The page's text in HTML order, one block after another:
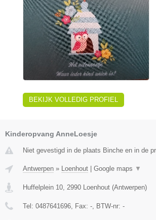
BEKIJK VOLLEDIG PROFIEL
Kinderopvang AnneLoesje
Niet gevestigd in de plaats Binche en in de
Antwerpen » Loenhout | Google maps ▼
Huffelplein 10 2990 Loenhout (Antwerpen)
Tel: 0487641696 , Fax: - , BTW-nr: -